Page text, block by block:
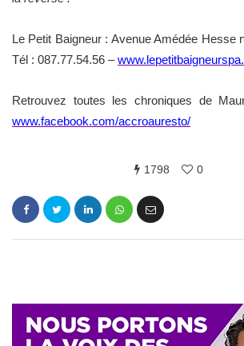
Le Petit Baigneur : Avenue Amédée
Tél : 087.77.54.56 –
Retrouvez toutes les chroniques de
www.facebook.com/accroauresto/
1798 0